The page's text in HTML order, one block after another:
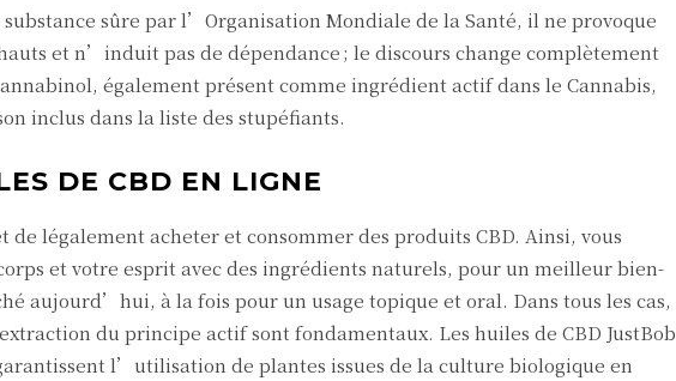
sûre par l’Organisation Mondiale de la Santé, il ne provoque
et n’induit pas de dépendance ; le discours change complètement
également présent comme ingrédient actif dans le Cannabis,
inclus dans la liste des stupéfiants.
DE CBD EN LIGNE
de légalement acheter et consommer des produits CBD. Ainsi, vous
et votre esprit avec des ingrédients naturels, pour un meilleur bien-
aujourd’hui, à la fois pour un usage topique et oral. Dans tous les cas,
du principe actif sont fondamentaux. Les huiles de CBD JustBob
l’utilisation de plantes issues de la culture biologique en